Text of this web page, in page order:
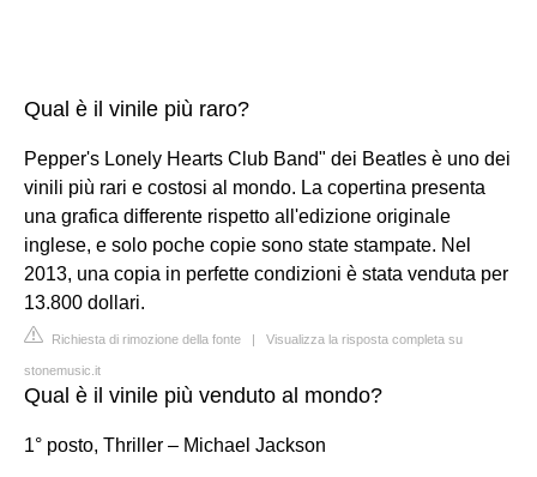
Qual è il vinile più raro?
Pepper's Lonely Hearts Club Band" dei Beatles è uno dei
vinili più rari e costosi al mondo. La copertina presenta
una grafica differente rispetto all'edizione originale
inglese, e solo poche copie sono state stampate. Nel
2013, una copia in perfette condizioni è stata venduta per
13.800 dollari.
Richiesta di rimozione della fonte | Visualizza la risposta completa su
stonemusic.it
Qual è il vinile più venduto al mondo?
1° posto, Thriller – Michael Jackson